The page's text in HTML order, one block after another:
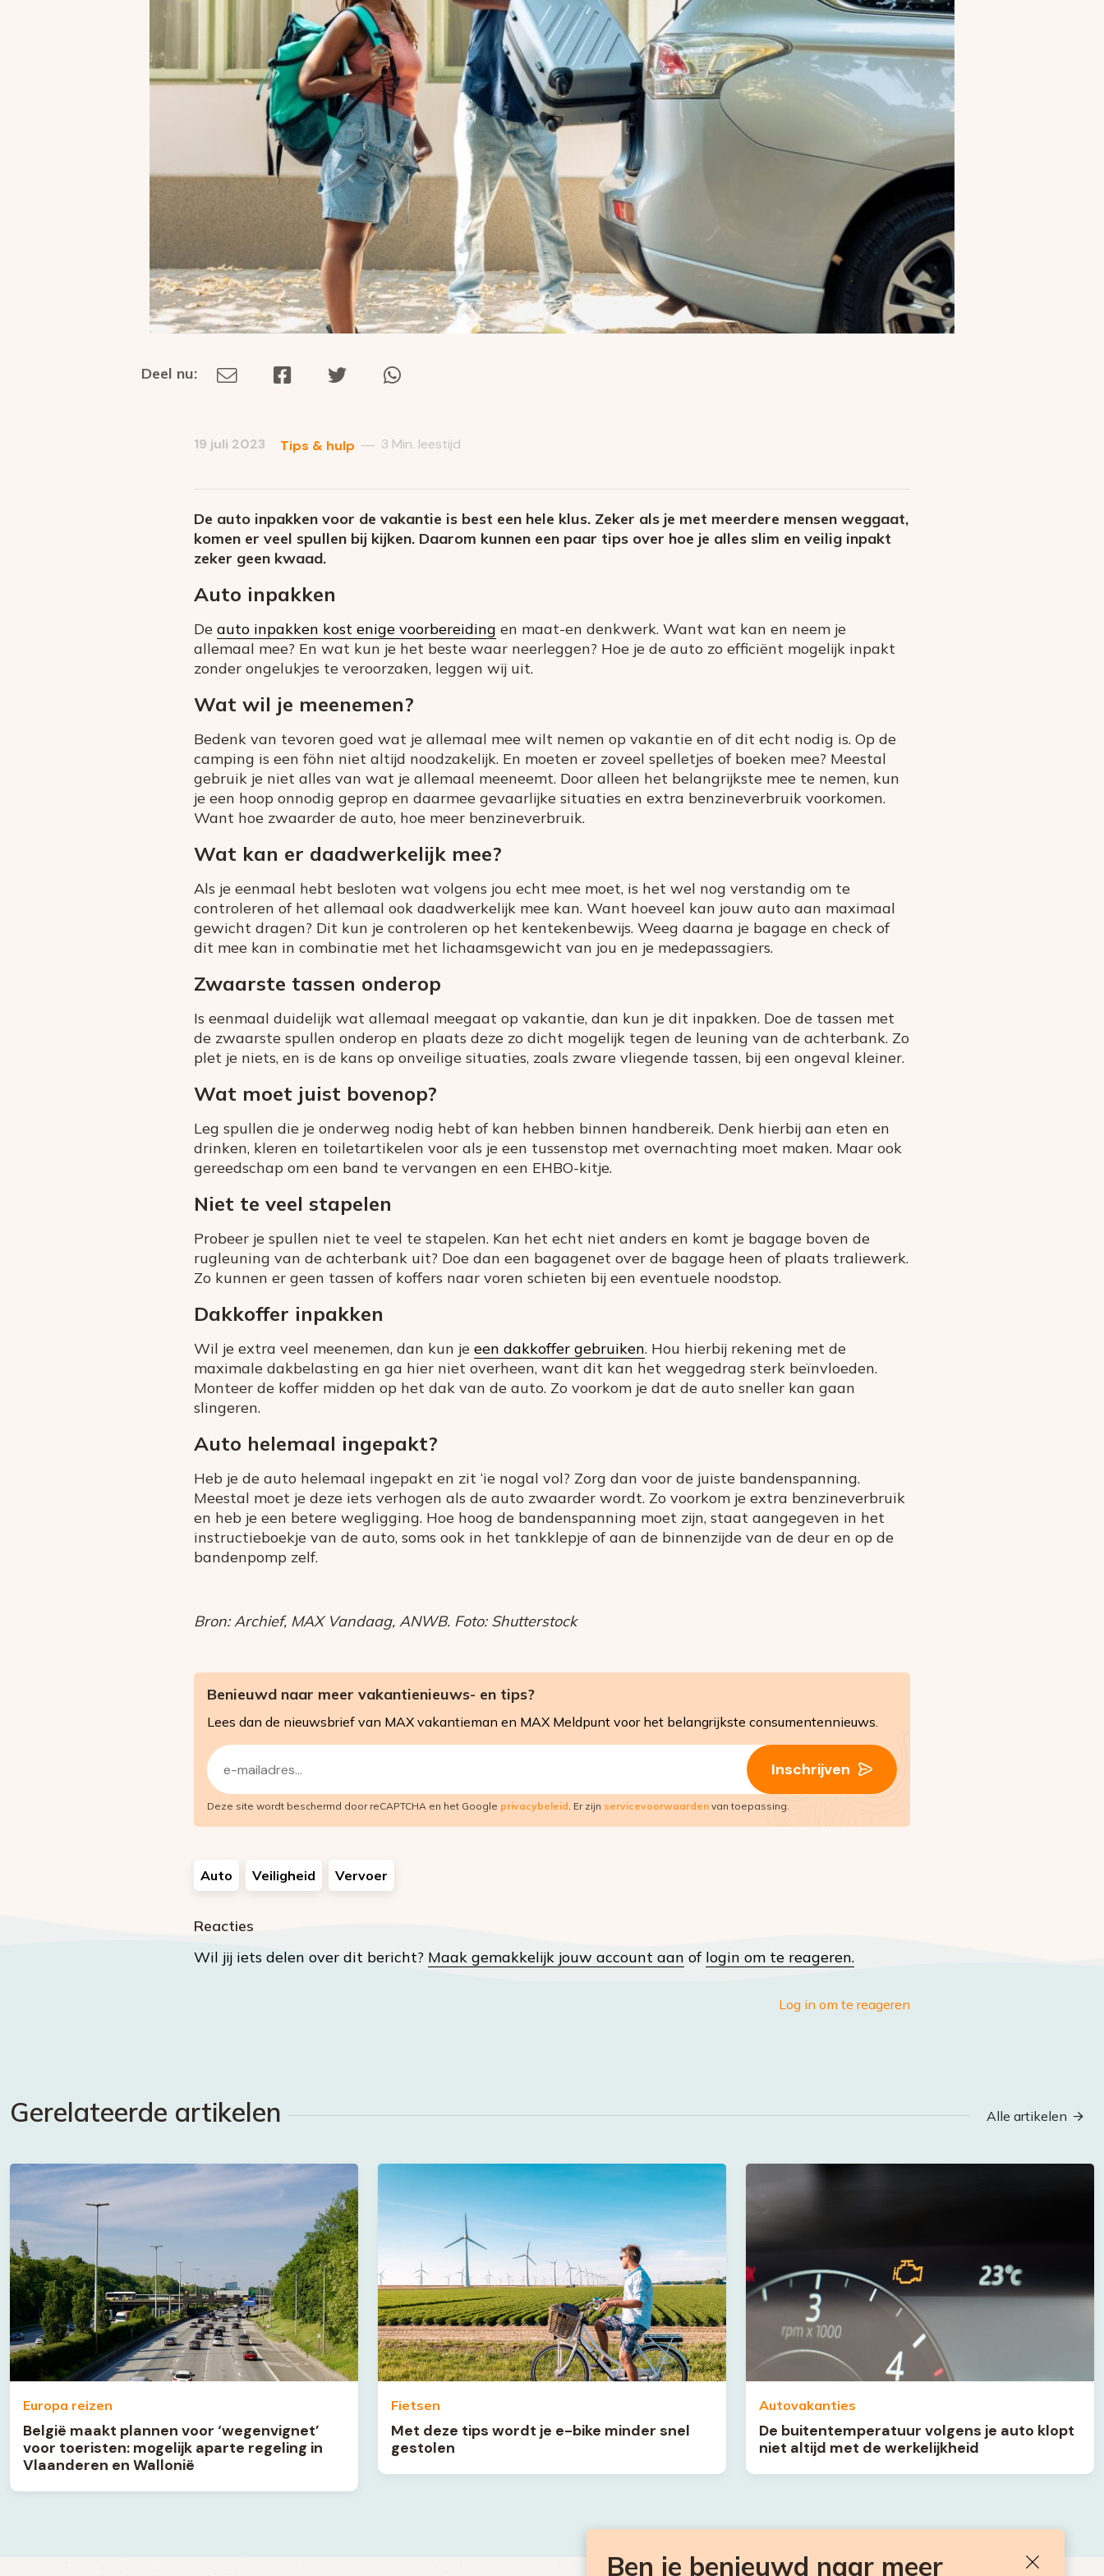
Deel
Deel nu:
mail
19 juli 2023 Tips & hulp — 3 Min. leestijd
De auto inpakken voor de vakantie is best een hele klus. Zeker als je met meerdere mensen weggaat,
komen er veel spullen bij kijken. Daarom kunnen een paar tips over hoe je alles slim en veilig inpakt
zeker geen kwaad.
Auto inpakken
De auto inpakken kost enige voorbereiding en maat-en denkwerk. Want wat kan en neem je
allemaal mee? En wat kun je het beste waar neerleggen? Hoe je de auto zo efficiënt mogelijk inpakt
zonder ongelukjes te veroorzaken, leggen wij uit.
Wat wil je meenemen?
Bedenk van tevoren goed wat je allemaal mee wilt nemen op vakantie en of dit echt nodig is. Op de
camping is een föhn niet altijd noodzakelijk. En moeten er zoveel spelletjes of boeken mee? Meestal
gebruik je niet alles van wat je allemaal meeneemt. Door alleen het belangrijkste mee te nemen, kun
je een hoop onnodig geprop en daarmee gevaarlijke situaties en extra benzineverbruik voorkomen.
Want hoe zwaarder de auto, hoe meer benzineverbruik.
Wat kan er daadwerkelijk mee?
Als je eenmaal hebt besloten wat volgens jou echt mee moet, is het wel nog verstandig om te
controleren of het allemaal ook daadwerkelijk mee kan. Want hoeveel kan jouw auto aan maximaal
gewicht dragen? Dit kun je controleren op het kentekenbewijs. Weeg daarna je bagage en check of
dit mee kan in combinatie met het lichaamsgewicht van jou en je medepassagiers.
Zwaarste tassen onderop
Is eenmaal duidelijk wat allemaal meegaat op vakantie, dan kun je dit inpakken. Doe de tassen met
de zwaarste spullen onderop en plaats deze zo dicht mogelijk tegen de leuning van de achterbank. Zo
plet je niets, en is de kans op onveilige situaties, zoals zware vliegende tassen, bij een ongeval kleiner.
Wat moet juist bovenop?
Leg spullen die je onderweg nodig hebt of kan hebben binnen handbereik. Denk hierbij aan eten en
drinken, kleren en toiletartikelen voor als je een tussenstop met overnachting moet maken. Maar ook
gereedschap om een band te vervangen en een EHBO-kitje.
Niet te veel stapelen
Probeer je spullen niet te veel te stapelen. Kan het echt niet anders en komt je bagage boven de
rugleuning van de achterbank uit? Doe dan een bagagenet over de bagage heen of plaats traliewerk.
Zo kunnen er geen tassen of koffers naar voren schieten bij een eventuele noodstop.
Dakkoffer inpakken
Wil je extra veel meenemen, dan kun je een dakkoffer gebruiken. Hou hierbij rekening met de
maximale dakbelasting en ga hier niet overheen, want dit kan het weggedrag sterk beïnvloeden.
Monteer de koffer midden op het dak van de auto. Zo voorkom je dat de auto sneller kan gaan
slingeren.
Auto helemaal ingepakt?
Heb je de auto helemaal ingepakt en zit ‘ie nogal vol? Zorg dan voor de juiste bandenspanning.
Meestal moet je deze iets verhogen als de auto zwaarder wordt. Zo voorkom je extra benzineverbruik
en heb je een betere wegligging. Hoe hoog de bandenspanning moet zijn, staat aangegeven in het
instructieboekje van de auto, soms ook in het tankklepje of aan de binnenzijde van de deur en op de
bandenpomp zelf.
Bron: Archief, MAX Vandaag, ANWB. Foto: Shutterstock
Benieuwd naar meer vakantienieuws- en tips?
Lees dan de nieuwsbrief van MAX vakantieman en MAX Meldpunt voor het belangrijkste consumentennieuws.
E-
mailadres
(Vereist)
Inschrijven
Deze site wordt beschermd door reCAPTCHA en het Google privacybeleid . Er zijn servicevoorwaarden van toepassing.
Auto Veiligheid Vervoer
Reacties
Wil jij iets delen over dit bericht? Maak gemakkelijk jouw account aan of login om te reageren.
Log in om te reageren
Gerelateerde artikelen Alle artikelen
Europa reizen
België maakt plannen voor ‘wegenvignet’
voor toeristen: mogelijk aparte regeling in
Vlaanderen en Wallonië
Fietsen
Met deze tips wordt je e-bike minder snel
gestolen
Autovakanties
De buitentemperatuur volgens je auto klopt
niet altijd met de werkelijkheid
Ben je benieuwd naar meer